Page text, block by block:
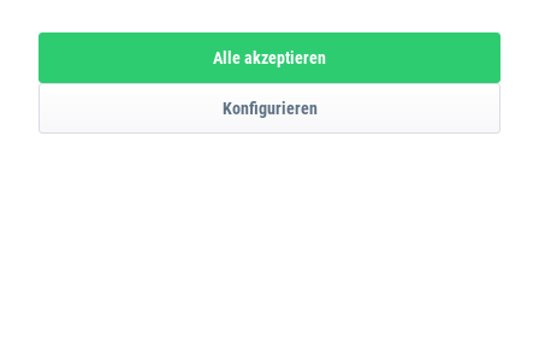
Alle akzeptieren
Konfigurieren